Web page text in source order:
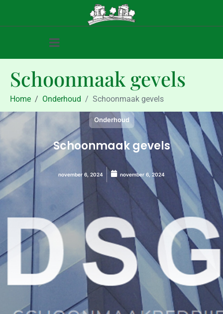
Schoonmaak gevels
Home Onderhoud Schoonmaak gevels
Onderhoud
Schoonmaak gevels
november 6, 2024 november 6, 2024